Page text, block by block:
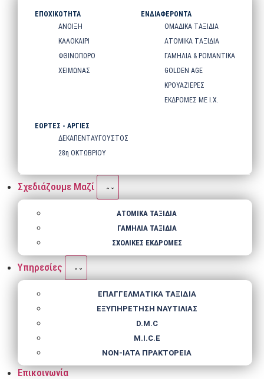
ΕΠΟΧΙΚΟΤΗΤΑ
ΑΝΟΙΞΗ
ΚΑΛΟΚΑΙΡΙ
ΦΘΙΝΟΠΩΡΟ
ΧΕΙΜΩΝΑΣ
ΕΝΔΙΑΦΕΡΟΝΤΑ
ΟΜΑΔΙΚΑ ΤΑΞΙΔΙΑ
ΑΤΟΜΙΚΑ ΤΑΞΙΔΙΑ
ΓΑΜΗΛΙΑ & ΡΟΜΑΝΤΙΚΑ
GOLDEN AGE
ΚΡΟΥΑΖΙΕΡΕΣ
ΕΚΔΡΟΜΕΣ ΜΕ Ι.Χ.
ΕΟΡΤΕΣ - ΑΡΓΙΕΣ
ΔΕΚΑΠΕΝΤΑΥΓΟΥΣΤΟΣ
28η ΟΚΤΩΒΡΙΟΥ
Σχεδιάζουμε Μαζί
ΑΤΟΜΙΚΑ ΤΑΞΙΔΙΑ
ΓΑΜΗΛΙΑ ΤΑΞΙΔΙΑ
ΣΧΟΛΙΚΕΣ ΕΚΔΡΟΜΕΣ
Υπηρεσίες
ΕΠΑΓΓΕΛΜΑΤΙΚΑ ΤΑΞΙΔΙΑ
ΕΞΥΠΗΡΕΤΗΣΗ ΝΑΥΤΙΛΙΑΣ
D.M.C
M.I.C.E
NΟΝ-IATA ΠΡΑΚΤΟΡΕΙΑ
Επικοινωνία